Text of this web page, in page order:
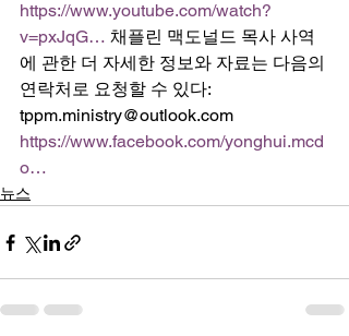
https://www.youtube.com/watch?
v=pxJqG… ​ 채플린 맥도널드 목사 사역
에 관한 더 자세한 정보와 자료는 다음의
연락처로 요청할 수 있다:
tppm.ministry@outlook.com
https://www.facebook.com/yonghui.mcd
o…
뉴스